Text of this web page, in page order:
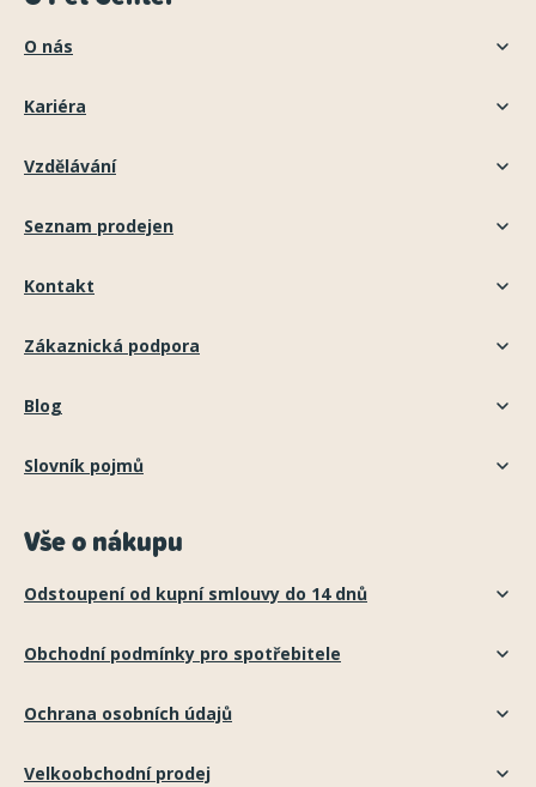
O nás
Kariéra
Vzdělávání
Seznam prodejen
Kontakt
Zákaznická podpora
Blog
Slovník pojmů
Vše o nákupu
Odstoupení od kupní smlouvy do 14 dnů
Obchodní podmínky pro spotřebitele
Ochrana osobních údajů
Velkoobchodní prodej